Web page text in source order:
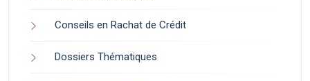
Conseils en Rachat de Crédit
Dossiers Thématiques